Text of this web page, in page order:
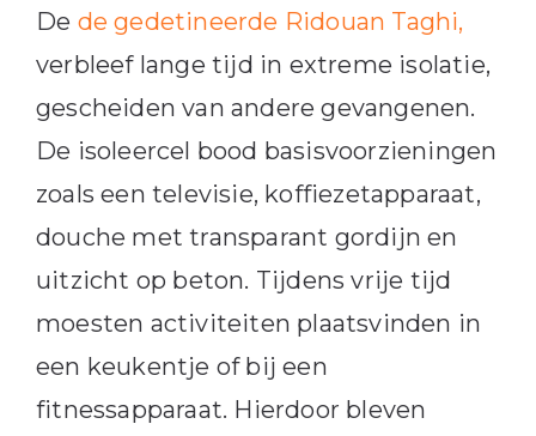
De de gedetineerde Ridouan Taghi,
verbleef lange tijd in extreme isolatie,
gescheiden van andere gevangenen.
De isoleercel bood basisvoorzieningen
zoals een televisie, koffiezetapparaat,
douche met transparant gordijn en
uitzicht op beton. Tijdens vrije tijd
moesten activiteiten plaatsvinden in
een keukentje of bij een
fitnessapparaat. Hierdoor bleven